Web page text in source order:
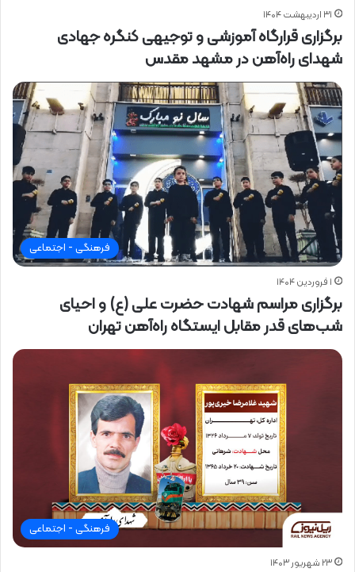
۳۱ اردیبهشت ۱۴۰۴
برگزاری قرارگاه آموزشی و توجیهی کنگره جهادی
شهدای راه‌آهن در مشهد مقدس
فرهنگی - اجتماعی
۱ فروردین ۱۴۰۴
برگزاری مراسم شهادت حضرت علی (ع) و احیای
شب‌های قدر مقابل ایستگاه راه‌آهن تهران
فرهنگی - اجتماعی
۲۳ شهریور ۱۴۰۳